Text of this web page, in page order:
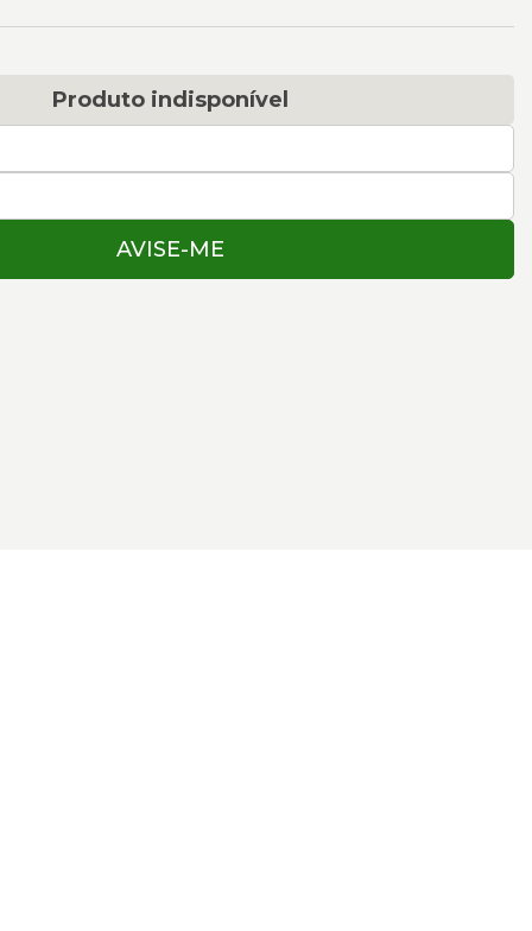
Produto indisponível
AVISE-ME